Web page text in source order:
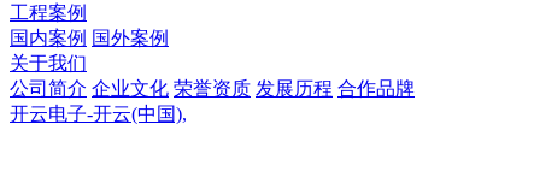
工程案例
国内案例 国外案例
关于我们
公司简介 企业文化 荣誉资质 发展历程 合作品牌
开云电子-开云(中国),